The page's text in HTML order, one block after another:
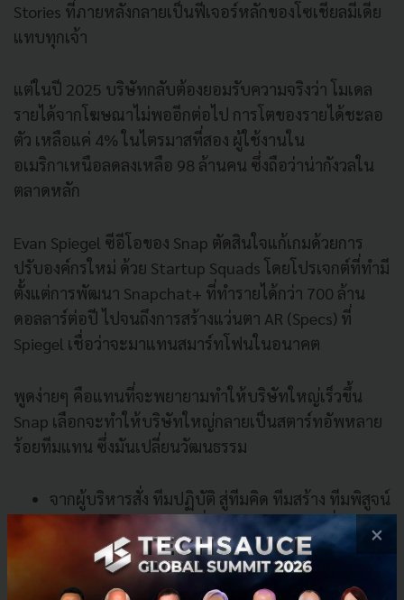
Stories ที่ภายหลังกลายเป็นฟีเจอร์หลักของโซเชียลมีเดีย
แทบทุกเจ้า
แต่ในปี 2025 บริษัทกลับต้องยอมรับความจริงว่า โมเดล
รายได้จากโฆษณาไม่พออีกต่อไป การโตของรายได้ชะลอ
ตัว เหลือแค่ 4% ในไตรมาสที่สอง ผู้ใช้งานใน
อเมริกาเหนือลดลงเหลือ 98 ล้านคน ซึ่งถือว่าน่ากังวลใน
ตลาดหลัก
Evan Spiegel ซีอีโอของ Snap ตัดสินใจแก้เกมด้วยการ
ปรับองค์กรใหม่ ด้วย Startup Squads โดยโปรเจกต์ที่ทำมี
ตั้งแต่การพัฒนา Snapchat+ ที่ทำรายได้กว่า 700 ล้าน
ดอลลาร์ต่อปี ไปจนถึงการสร้างแว่นตา AR (Specs) ที่
Spiegel เชื่อว่าจะมาแทนสมาร์ทโฟนในอนาคต
พูดง่ายๆ คือแทนที่จะพยายามทำให้บริษัทใหญ่เร็วขึ้น
Snap เลือกจะทำให้บริษัทใหญ่กลายเป็นสตาร์ทอัพหลาย
ร้อยทีมแทน ซึ่งมันเปลี่ยนวัฒนธรรม
จากผู้บริหารสั่ง ทีมปฏิบัติ สู่ทีมคิด ทีมสร้าง ทีมพิสูจน์
จากรอปีละหลายรอบเพื่อรีวิว สู่90 วันต่อหนึ่งรอบ
ทดลอง
จากความรับผิดชอบกระจายไม่ชัดเจน สู่ทีมไหนเป็น
×